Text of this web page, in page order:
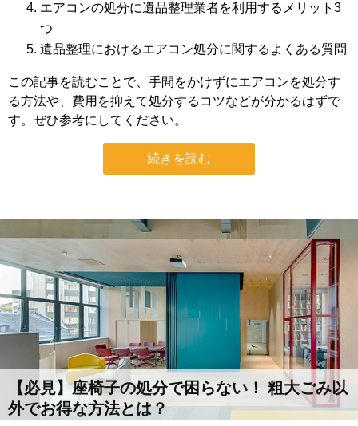
エアコンの処分に遺品整理業者を利用するメリット3
つ
遺品整理におけるエアコン処分に関するよくある質問
この記事を読むことで、手間をかけずにエアコンを処分す
る方法や、費用を抑えて処分するコツなどが分かるはずで
す。ぜひ参考にしてください。
続きを読む
【必見】座椅子の処分で困らない！ 粗大ごみ以
外でお得な方法とは？